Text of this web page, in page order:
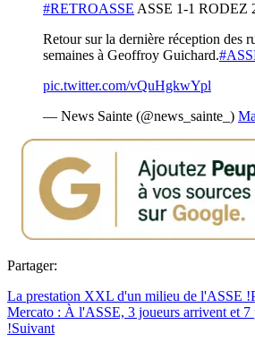
#RETROASSE ASSE 1-1 RODEZ
Retour sur la dernière réception des
semaines à Geoffroy Guichard.
pic.twitter.com/vQuHgkwYpl
— News Sainte (@news_sainte_)
Partager:
La prestation XXL d'un milieu de l'ASSE !
Mercato : À l'ASSE, 3 joueurs arrivent et 7
!Suivant